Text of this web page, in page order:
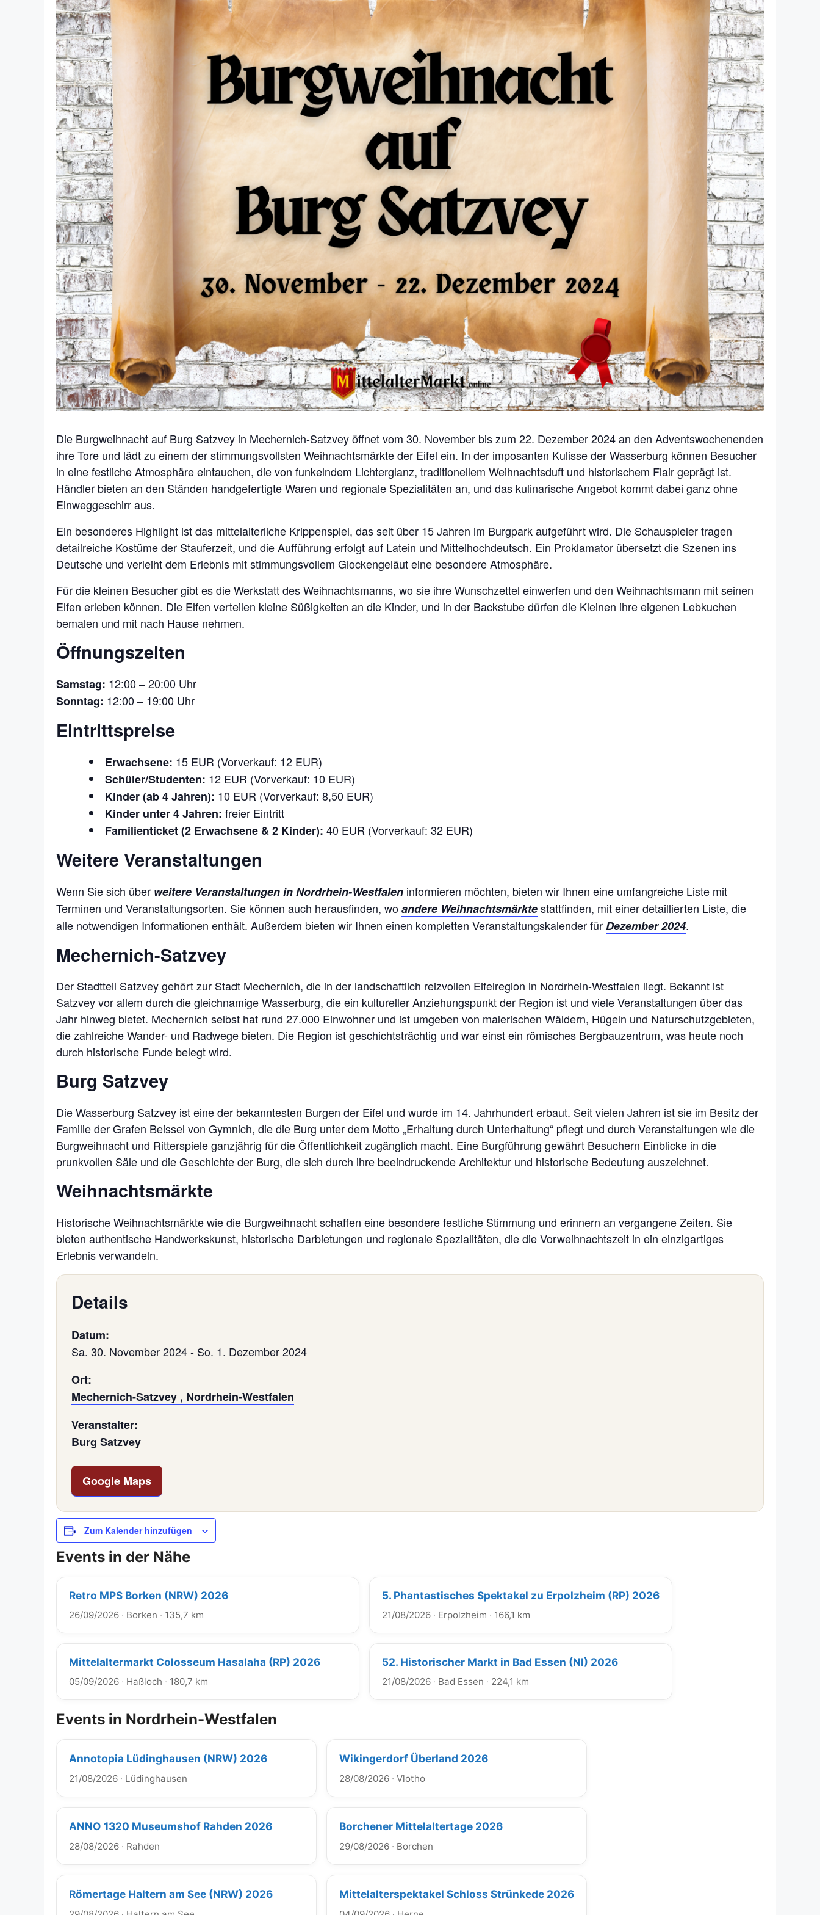
Die Burgweihnacht auf Burg Satzvey in Mechernich-Satzvey öffnet vom 30. November bis zum 22. Dezember 2024 an den Adventswochenenden
ihre Tore und lädt zu einem der stimmungsvollsten Weihnachtsmärkte der Eifel ein. In der imposanten Kulisse der Wasserburg können Besucher
in eine festliche Atmosphäre eintauchen, die von funkelndem Lichterglanz, traditionellem Weihnachtsduft und historischem Flair geprägt ist.
Händler bieten an den Ständen handgefertigte Waren und regionale Spezialitäten an, und das kulinarische Angebot kommt dabei ganz ohne
Einweggeschirr aus.
Ein besonderes Highlight ist das mittelalterliche Krippenspiel, das seit über 15 Jahren im Burgpark aufgeführt wird. Die Schauspieler tragen
detailreiche Kostüme der Stauferzeit, und die Aufführung erfolgt auf Latein und Mittelhochdeutsch. Ein Proklamator übersetzt die Szenen ins
Deutsche und verleiht dem Erlebnis mit stimmungsvollem Glockengeläut eine besondere Atmosphäre.
Für die kleinen Besucher gibt es die Werkstatt des Weihnachtsmanns, wo sie ihre Wunschzettel einwerfen und den Weihnachtsmann mit seinen
Elfen erleben können. Die Elfen verteilen kleine Süßigkeiten an die Kinder, und in der Backstube dürfen die Kleinen ihre eigenen Lebkuchen
bemalen und mit nach Hause nehmen.
Öffnungszeiten
Samstag: 12:00 – 20:00 Uhr
Sonntag: 12:00 – 19:00 Uhr
Eintrittspreise
Erwachsene: 15 EUR (Vorverkauf: 12 EUR)
Schüler/Studenten: 12 EUR (Vorverkauf: 10 EUR)
Kinder (ab 4 Jahren): 10 EUR (Vorverkauf: 8,50 EUR)
Kinder unter 4 Jahren: freier Eintritt
Familienticket (2 Erwachsene & 2 Kinder): 40 EUR (Vorverkauf: 32 EUR)
Weitere Veranstaltungen
Wenn Sie sich über weitere Veranstaltungen in Nordrhein-Westfalen informieren möchten, bieten wir Ihnen eine umfangreiche Liste mit
Terminen und Veranstaltungsorten. Sie können auch herausfinden, woandere Weihnachtsmärktestattfinden, mit einer detaillierten Liste, die
alle notwendigen Informationen enthält. Außerdem bieten wir Ihnen einen kompletten Veranstaltungskalender fürDezember 2024.
Mechernich-Satzvey
Der Stadtteil Satzvey gehört zur Stadt Mechernich, die in der landschaftlich reizvollen Eifelregion in Nordrhein-Westfalen liegt. Bekannt ist
Satzvey vor allem durch die gleichnamige Wasserburg, die ein kultureller Anziehungspunkt der Region ist und viele Veranstaltungen über das
Jahr hinweg bietet. Mechernich selbst hat rund 27.000 Einwohner und ist umgeben von malerischen Wäldern, Hügeln und Naturschutzgebieten,
die zahlreiche Wander- und Radwege bieten. Die Region ist geschichtsträchtig und war einst ein römisches Bergbauzentrum, was heute noch
durch historische Funde belegt wird.
Burg Satzvey
Die Wasserburg Satzvey ist eine der bekanntesten Burgen der Eifel und wurde im 14. Jahrhundert erbaut. Seit vielen Jahren ist sie im Besitz der
Familie der Grafen Beissel von Gymnich, die die Burg unter dem Motto „Erhaltung durch Unterhaltung“ pflegt und durch Veranstaltungen wie die
Burgweihnacht und Ritterspiele ganzjährig für die Öffentlichkeit zugänglich macht. Eine Burgführung gewährt Besuchern Einblicke in die
prunkvollen Säle und die Geschichte der Burg, die sich durch ihre beeindruckende Architektur und historische Bedeutung auszeichnet.
Weihnachtsmärkte
Historische Weihnachtsmärkte wie die Burgweihnacht schaffen eine besondere festliche Stimmung und erinnern an vergangene Zeiten. Sie
bieten authentische Handwerkskunst, historische Darbietungen und regionale Spezialitäten, die die Vorweihnachtszeit in ein einzigartiges
Erlebnis verwandeln.
Details
Datum:
Sa. 30. November 2024- So. 1. Dezember 2024
Ort:
Mechernich-Satzvey , Nordrhein-Westfalen
Veranstalter:
Burg Satzvey
Google Maps
Zum Kalender hinzufügen
Events in der Nähe
Retro MPS Borken (NRW) 2026
26/09/2026 · Borken · 135,7 km
5. Phantastisches Spektakel zu Erpolzheim (RP) 2026
21/08/2026 · Erpolzheim · 166,1 km
Mittelaltermarkt Colosseum Hasalaha (RP) 2026
05/09/2026 · Haßloch · 180,7 km
52. Historischer Markt in Bad Essen (NI) 2026
21/08/2026 · Bad Essen · 224,1 km
Events in Nordrhein-Westfalen
Annotopia Lüdinghausen (NRW) 2026
21/08/2026 · Lüdinghausen
Wikingerdorf Überland 2026
28/08/2026 · Vlotho
ANNO 1320 Museumshof Rahden 2026
28/08/2026 · Rahden
Borchener Mittelaltertage 2026
29/08/2026 · Borchen
Römertage Haltern am See (NRW) 2026 Mittelalterspektakel Schloss Strünkede 2026